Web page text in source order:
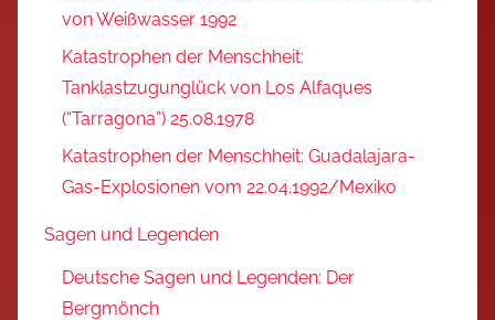
von Weißwasser 1992
Katastrophen der Menschheit:
Tanklastzugunglück von Los Alfaques
(“Tarragona”) 25.08.1978
Katastrophen der Menschheit: Guadalajara-
Gas-Explosionen vom 22.04.1992/Mexiko
Sagen und Legenden
Deutsche Sagen und Legenden: Der
Bergmönch